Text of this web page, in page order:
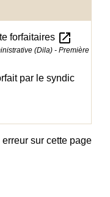
forfaitaires open_in_new
(Dila) - Première
par le syndic
sur cette page